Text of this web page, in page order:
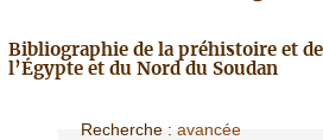
Bibliographie de la préhistoire et
l’Égypte et du Nord du Soudan
Recherche :avancée